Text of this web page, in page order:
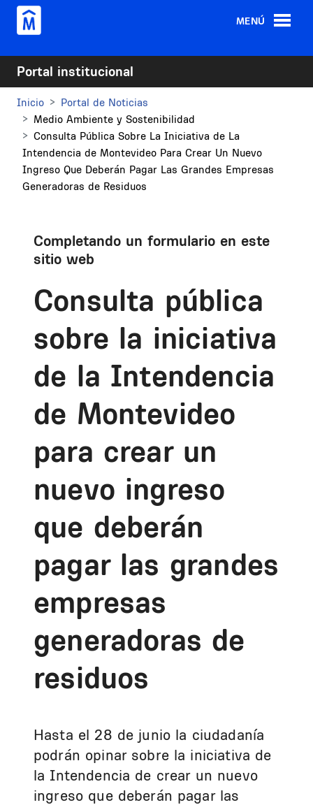
Pasar al contenido principal
MENÚ
Portal institucional
Inicio
Portal de Noticias
Medio Ambiente y Sostenibilidad
Consulta Pública Sobre La Iniciativa de La
Intendencia de Montevideo Para Crear Un Nuevo
Ingreso Que Deberán Pagar Las Grandes Empresas
Generadoras de Residuos
Completando un formulario en este
sitio web
Consulta pública
sobre la iniciativa
de la Intendencia
de Montevideo
para crear un
nuevo ingreso
que deberán
pagar las grandes
empresas
generadoras de
residuos
Hasta el 28 de junio la ciudadanía
podrán opinar sobre la iniciativa de
la Intendencia de crear un nuevo
ingreso que deberán pagar las